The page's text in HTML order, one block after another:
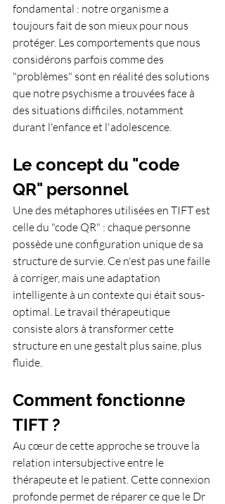
fondamental : notre organisme a
toujours fait de son mieux pour nous
protéger. Les comportements que nous
considérons parfois comme des
"problèmes" sont en réalité des solutions
que notre psychisme a trouvées face à
des situations difficiles, notamment
durant l'enfance et l'adolescence.
Le concept du "code
QR" personnel
Une des métaphores utilisées en TIFT est
celle du "code QR" : chaque personne
possède une configuration unique de sa
structure de survie. Ce n'est pas une faille
à corriger, mais une adaptation
intelligente à un contexte qui était sous-
optimal. Le travail thérapeutique
consiste alors à transformer cette
structure en une gestalt plus saine, plus
fluide.
Comment fonctionne
TIFT ?
Au cœur de cette approche se trouve la
relation intersubjective entre le
thérapeute et le patient. Cette connexion
profonde permet de réparer ce que le Dr